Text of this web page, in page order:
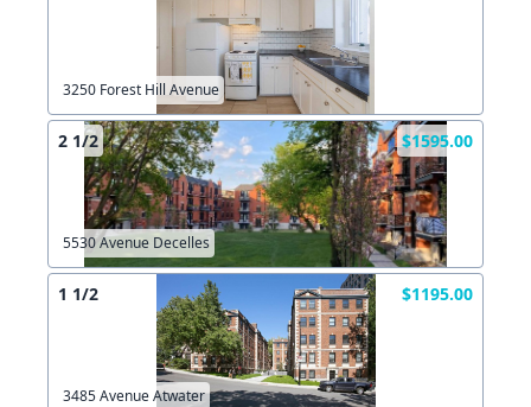
3250 Forest Hill Avenue
2 1/2 $1595.00
5530 Avenue Decelles
1 1/2 $1195.00
3485 Avenue Atwater